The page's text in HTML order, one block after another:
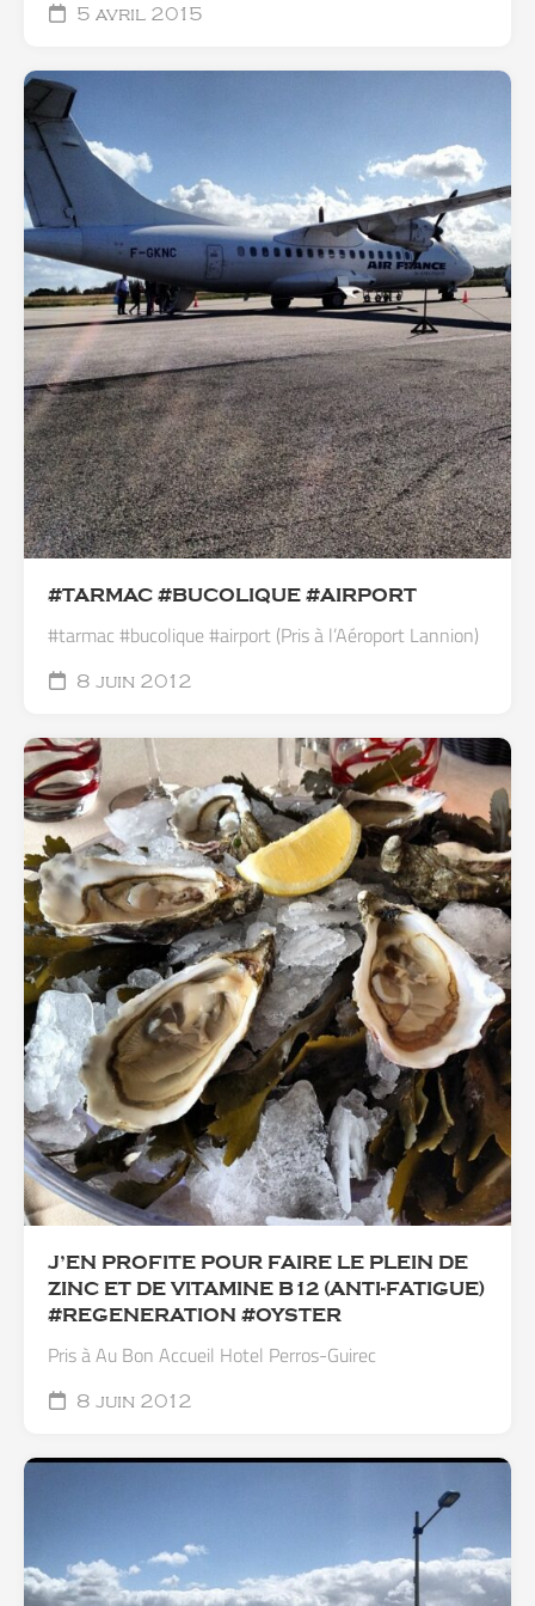
5 avril 2015
#TARMAC #BUCOLIQUE #AIRPORT
#tarmac #bucolique #airport (Pris à l’Aéroport Lannion)
8 juin 2012
J’EN PROFITE POUR FAIRE LE PLEIN DE
ZINC ET DE VITAMINE B12 (ANTI-FATIGUE)
#REGENERATION #OYSTER
Pris à Au Bon Accueil Hotel Perros-Guirec
8 juin 2012